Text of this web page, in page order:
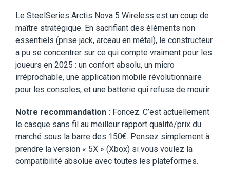
Le SteelSeries Arctis Nova 5 Wireless est un coup de
maître stratégique. En sacrifiant des éléments non
essentiels (prise jack, arceau en métal), le constructeur
a pu se concentrer sur ce qui compte vraiment pour les
joueurs en 2025 : un confort absolu, un micro
irréprochable, une application mobile révolutionnaire
pour les consoles, et une batterie qui refuse de mourir.
Notre recommandation : Foncez. C’est actuellement
le casque sans fil au meilleur rapport qualité/prix du
marché sous la barre des 150€. Pensez simplement à
prendre la version « 5X » (Xbox) si vous voulez la
compatibilité absolue avec toutes les plateformes.